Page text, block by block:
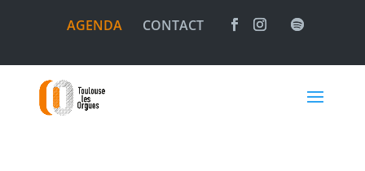
AGENDA CONTACT